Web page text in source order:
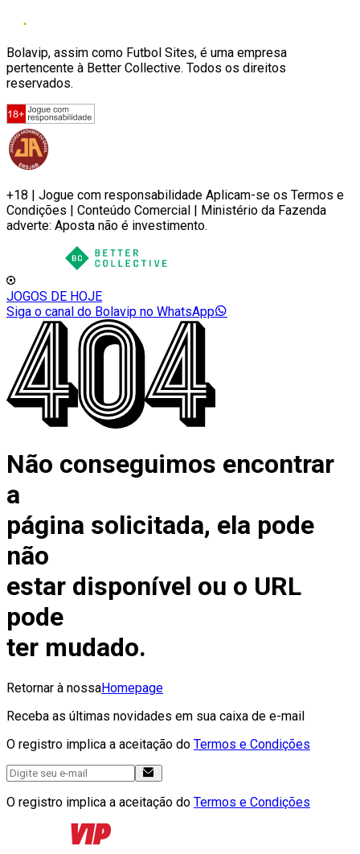
Bolavip, assim como Futbol Sites, é uma empresa
pertencente à Better Collective. Todos os direitos
reservados.
+18 | Jogue com responsabilidade Aplicam-se os Termos e
Condições | Conteúdo Comercial | Ministério da Fazenda
adverte: Aposta não é investimento.
JOGOS DE HOJE
Siga o canal do Bolavip no WhatsApp
Não conseguimos encontrar
a
página solicitada, ela pode
não
estar disponível ou o URL
pode
ter mudado.
Retornar à nossaHomepage
Receba as últimas novidades em sua caixa de e-mail
O registro implica a aceitação do Termos e Condições
O registro implica a aceitação do Termos e Condições